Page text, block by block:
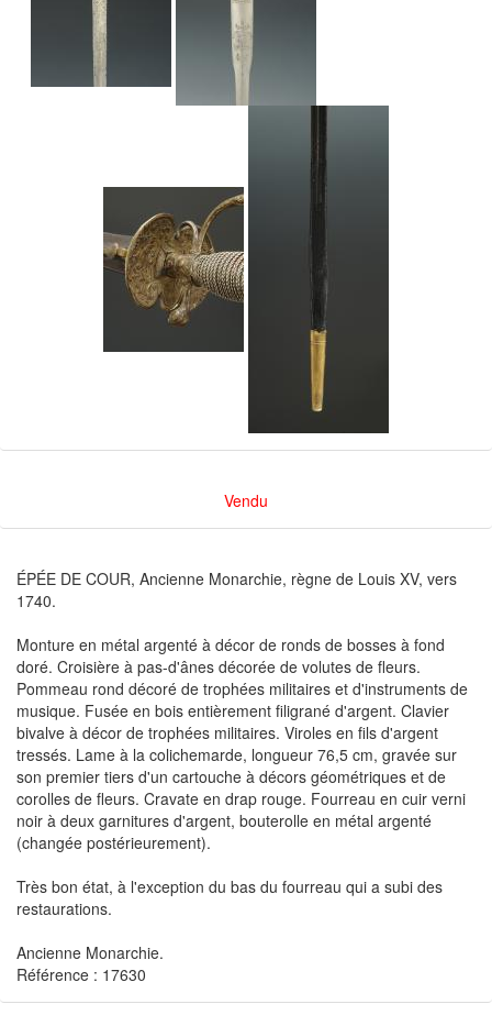
Vendu
ÉPÉE DE COUR, Ancienne Monarchie, règne de Louis XV, vers
1740.
Monture en métal argenté à décor de ronds de bosses à fond
doré. Croisière à pas-d'ânes décorée de volutes de fleurs.
Pommeau rond décoré de trophées militaires et d'instruments de
musique. Fusée en bois entièrement filigrané d'argent. Clavier
bivalve à décor de trophées militaires. Viroles en fils d'argent
tressés. Lame à la colichemarde, longueur 76,5 cm, gravée sur
son premier tiers d'un cartouche à décors géométriques et de
corolles de fleurs. Cravate en drap rouge. Fourreau en cuir verni
noir à deux garnitures d'argent, bouterolle en métal argenté
(changée postérieurement).
Très bon état, à l'exception du bas du fourreau qui a subi des
restaurations.
Ancienne Monarchie.
Référence : 17630